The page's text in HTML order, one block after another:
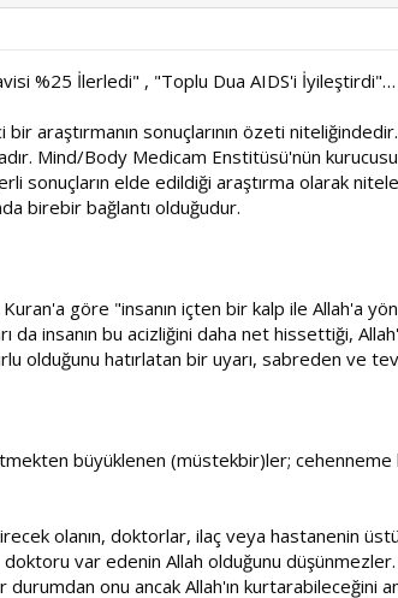
%25 İlerledi" , "Toplu Dua AIDS'i İyileştirdi"…
araştırmanın sonuçlarının özeti
Mind/Body Medicam Enstitüsü'nün
sonuçların elde edildiği araştırma olarak
birebir bağlantı olduğudur.
göre "insanın içten bir kalp ile Allah'a
insanın bu acizliğini daha net hissettiği,
olduğunu hatırlatan bir uyarı, sabreden ve
büyüklenen (müstekbir)ler;
olanın, doktorlar, ilaç veya hastanenin
doktoru var edenin Allah olduğunu
onu ancak Allah'ın kurtarabileceğini